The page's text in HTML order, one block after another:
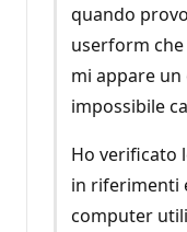
quando
userform che
mi appare
impossibile
Ho verificato
in riferimenti
computer